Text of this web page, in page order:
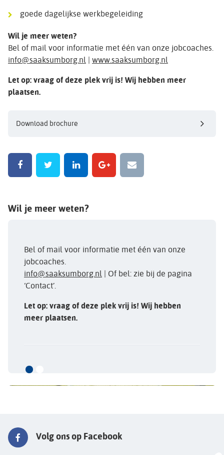
goede dagelijkse werkbegeleiding
Wil je meer weten?
Bel of mail voor informatie met één van onze jobcoaches.
info@saaksumborg.nl | www.saaksumborg.nl
Let op: vraag of deze plek vrij is! Wij hebben meer
plaatsen.
Download brochure
Wil je meer weten?
Bel of mail voor informatie met één van onze
jobcoaches.
info@saaksumborg.nl | Of bel: zie bij de pagina
‘Contact’.
Let op: vraag of deze plek vrij is! Wij hebben
meer plaatsen.
Volg ons op Facebook